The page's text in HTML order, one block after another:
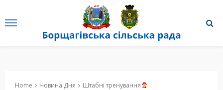
Home Новина Дня Штабні тренування